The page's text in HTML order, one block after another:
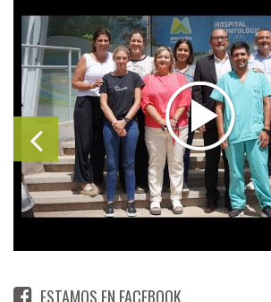
ESTAMOS EN FACEBOOK